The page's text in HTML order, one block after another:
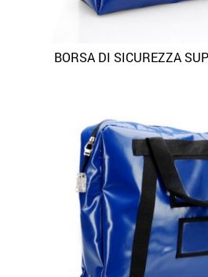
BORSA DI SICUREZZA